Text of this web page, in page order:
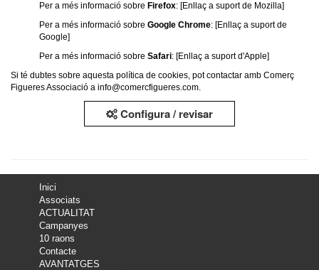
Per a més informació sobre Firefox: [Enllaç a suport de Mozilla]
Per a més informació sobre Google Chrome: [Enllaç a suport de
Google]
Per a més informació sobre Safari: [Enllaç a suport d'Apple]
Si té dubtes sobre aquesta política de cookies, pot contactar amb Comerç
Figueres Associació a info@comercfigueres.com.
Configura / revisar
Inici
Associats
ACTUALITAT
Campanyes
10 raons
Contacte
AVANTATGES